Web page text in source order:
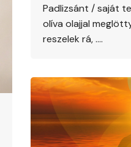
Padlizsánt / saját
olíva olajjal
reszelek rá, ….